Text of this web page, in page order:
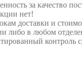
за качество
нет!
доставки и
либо в любом
контроль